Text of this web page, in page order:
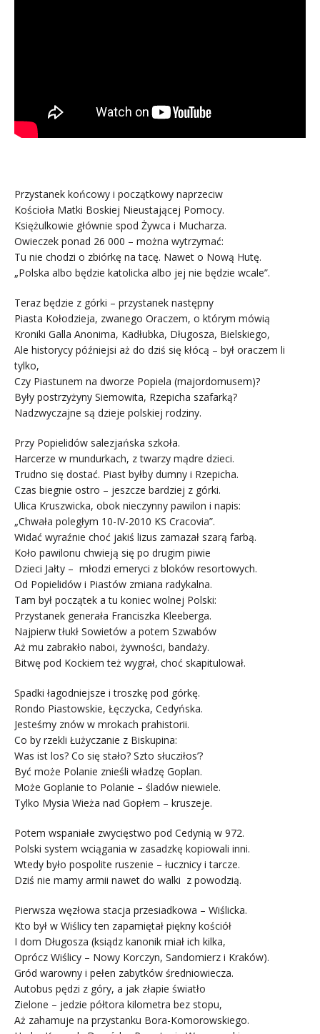
Przystanek końcowy i początkowy naprzeciw
Kościoła Matki Boskiej Nieustającej Pomocy.
Księżulkowie głównie spod Żywca i Mucharza.
Owieczek ponad 26 000 – można wytrzymać:
Tu nie chodzi o zbiórkę na tacę. Nawet o Nową Hutę.
„Polska albo będzie katolicka albo jej nie będzie wcale”.
Teraz będzie z górki – przystanek następny
Piasta Kołodzieja, zwanego Oraczem, o którym mówią
Kroniki Galla Anonima, Kadłubka, Długosza, Bielskiego,
Ale historycy późniejsi aż do dziś się kłócą – był oraczem li
tylko,
Czy Piastunem na dworze Popiela (majordomusem)?
Były postrzyżyny Siemowita, Rzepicha szafarką?
Nadzwyczajne są dzieje polskiej rodziny.
Przy Popielidów salezjańska szkoła.
Harcerze w mundurkach, z twarzy mądre dzieci.
Trudno się dostać. Piast byłby dumny i Rzepicha.
Czas biegnie ostro – jeszcze bardziej z górki.
Ulica Kruszwicka, obok nieczynny pawilon i napis:
„Chwała poległym 10-IV-2010 KS Cracovia”.
Widać wyraźnie choć jakiś lizus zamazał szarą farbą.
Koło pawilonu chwieją się po drugim piwie
Dzieci Jałty – młodzi emeryci z bloków resortowych.
Od Popielidów i Piastów zmiana radykalna.
Tam był początek a tu koniec wolnej Polski:
Przystanek generała Franciszka Kleeberga.
Najpierw tłukł Sowietów a potem Szwabów
Aż mu zabrakło naboi, żywności, bandaży.
Bitwę pod Kockiem też wygrał, choć skapitulował.
Spadki łagodniejsze i troszkę pod górkę.
Rondo Piastowskie, Łęczycka, Cedyńska.
Jesteśmy znów w mrokach prahistorii.
Co by rzekli Łużyczanie z Biskupina:
Was ist los? Co się stało? Szto słucziłos’?
Być może Polanie znieśli władzę Goplan.
Może Goplanie to Polanie – śladów niewiele.
Tylko Mysia Wieża nad Gopłem – kruszeje.
Potem wspaniałe zwycięstwo pod Cedynią w 972.
Polski system wciągania w zasadzkę kopiowali inni.
Wtedy było pospolite ruszenie – łucznicy i tarcze.
Dziś nie mamy armii nawet do walki z powodzią.
Pierwsza węzłowa stacja przesiadkowa – Wiślicka.
Kto był w Wiślicy ten zapamiętał piękny kościół
I dom Długosza (ksiądz kanonik miał ich kilka,
Oprócz Wiślicy – Nowy Korczyn, Sandomierz i Kraków).
Gród warowny i pełen zabytków średniowiecza.
Autobus pędzi z góry, a jak złapie światło
Zielone – jedzie półtora kilometra bez stopu,
Aż zahamuje na przystanku Bora-Komorowskiego.